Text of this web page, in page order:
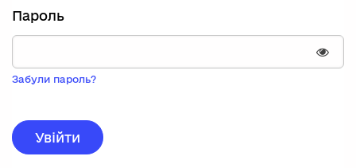
вас
немає
запису,
натисніть
реєстрації.
Пароль
Забули пароль?
Увійти